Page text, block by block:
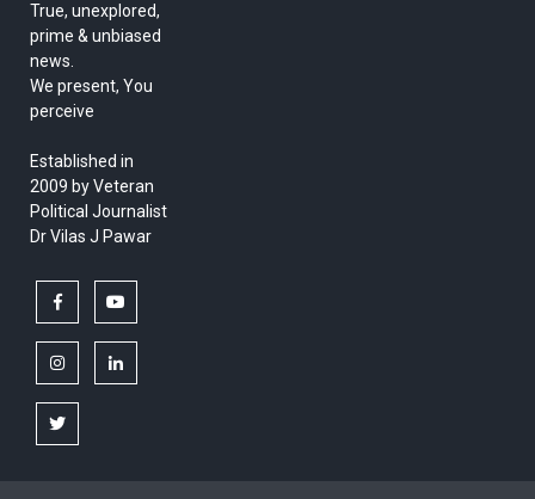
True, unexplored,
prime & unbiased
news.
We present, You
perceive
Established in
2009 by Veteran
Political Journalist
Dr Vilas J Pawar
facebook
instagramlinkedin
twitter